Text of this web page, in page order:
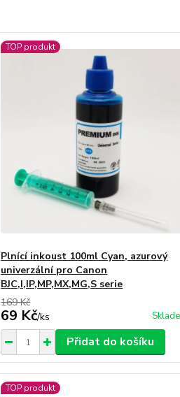
TOP produkt
Plnící inkoust 100ml Cyan, azurový
univerzální pro Canon
BJC,I,IP,MP,MX,MG,S serie
169 Kč
69 Kč/ks
Přidat do košíku
TOP produkt